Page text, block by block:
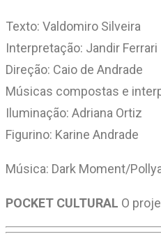
Texto: Valdomiro Silveira
Interpretação: Jandir Ferrari
Direção: Caio de Andrade
Músicas compostas e
Iluminação: Adriana Ortiz
Figurino: Karine Andrade
Música: Dark Moment/
POCKET CULTURAL O